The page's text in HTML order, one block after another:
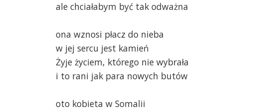
ale chciałabym być tak odważna
ona wznosi płacz do nieba
w jej sercu jest kamień
Żyje życiem, którego nie wybrała
i to rani jak para nowych butów
oto kobieta w Somalii